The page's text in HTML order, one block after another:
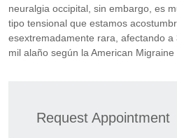
neuralgia occipital, sin embargo, es
tipo tensional que estamos
esextremadamente rara, afectando
mil alaño según la American Migraine
Request Appointment